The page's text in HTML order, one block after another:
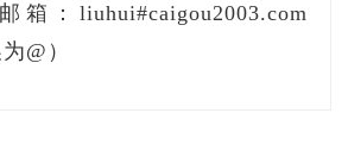
箱：liuhui#caigou2003.com
@）